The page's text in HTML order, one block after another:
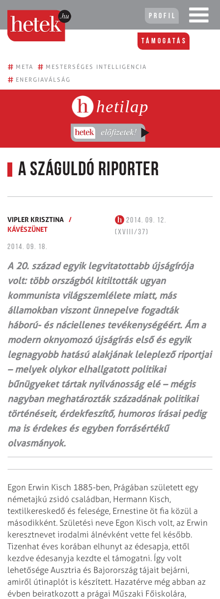
Profil
Támogatás
# META # MESTERSÉGES INTELLIGENCIA
# ENERGIAVÁLSÁG
hetilap
A száguldó riporter
VIPLER KRISZTINA /
KÁVÉSZÜNET
2014. 09. 12.
(XVIII/37)
2014. 09. 18.
A 20. század egyik legvitatottabb újságírója
volt: több országból kitiltották ugyan
kommunista világszemlélete miatt, más
államokban viszont ünnepelve fogadták
háború- és náciellenes tevékenységéért. Ám a
modern oknyomozó újságírás első és egyik
legnagyobb hatású alakjának leleplező riportjai
– melyek olykor elhall­gatott politikai
bűnügyeket tártak nyilvánosság elé – mégis
nagyban meghatározták századának politikai
történéseit, érdekfeszítő, humoros írásai pedig
ma is érdekes és egyben forrásértékű
olvasmányok.
Egon Erwin Kisch 1885-ben, Prágában született egy
németajkú zsidó családban, Hermann Kisch,
textilkereskedő és felesége, Ernestine öt fia közül a
másodikként. Születési neve Egon Kisch volt, az Erwin
keresztnevet irodalmi álnévként vette fel később.
Tizenhat éves korában elhunyt az édesapja, ettől
kezdve édesanyja kezdte el támogatni. Így volt
lehetősége Ausztria és Bajorország tájait bejárni,
amiről útinaplót is készített. Hazatérve még abban az
évben beiratkozott a prágai Műszaki Főiskolára,